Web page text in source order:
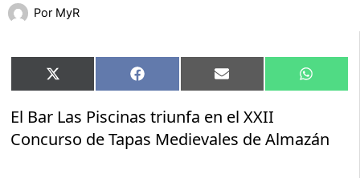
Por MyR
Compartir
en
X
(Twitter)
Compartir
en
Facebook Compartir
en
Email
en
El Bar Las Piscinas triunfa en el XXII
Concurso de Tapas Medievales de Almazán